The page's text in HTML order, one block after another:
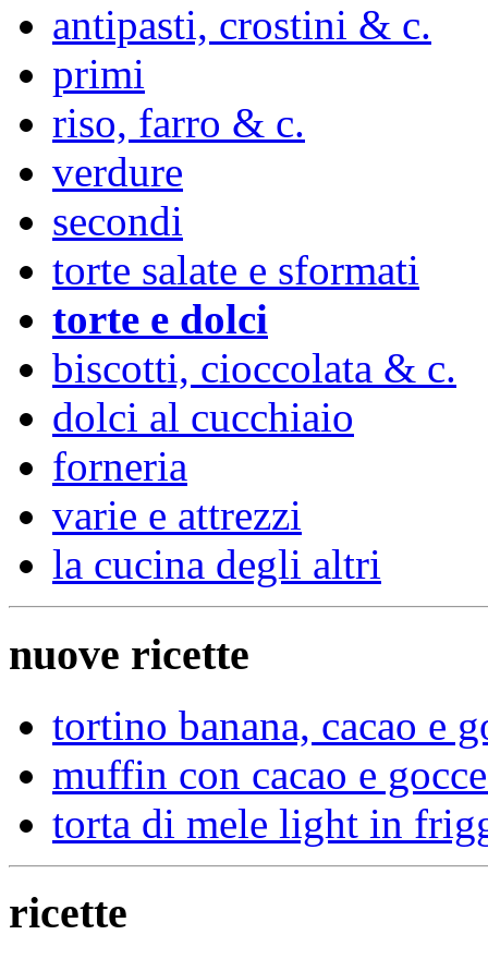
antipasti, crostini & c.
primi
riso, farro & c.
verdure
secondi
torte salate e sformati
torte e dolci
biscotti, cioccolata & c.
dolci al cucchiaio
forneria
varie e attrezzi
la cucina degli altri
nuove ricette
tortino banana, cacao e
muffin con cacao e
torta di mele light in
ricette